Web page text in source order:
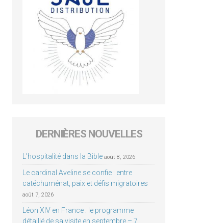
DERNIÈRES NOUVELLES
L’hospitalité dans la Bible août 8, 2026
Le cardinal Aveline se confie : entre
catéchuménat, paix et défis migratoires
août 7, 2026
Léon XIV en France : le programme
détaillé de sa visite en septembre – 7